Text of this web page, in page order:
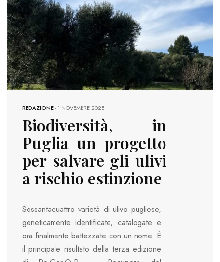
REDAZIONE-1 NOVEMBRE 2025
Biodiversità, in
Puglia un progetto
per salvare gli ulivi
a rischio estinzione
Sessantaquattro varietà di ulivo pugliese,
geneticamente identificate, catalogate e
ora finalmente battezzate con un nome. È
il principale risultato della terza edizione